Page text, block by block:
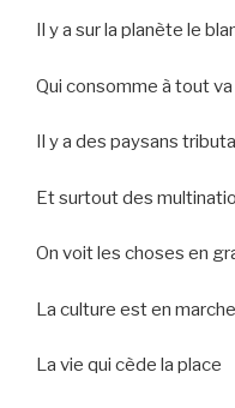
Il y a sur la planète le
Qui consomme à tout
Il y a des paysans
Et surtout des
On voit les choses en
La culture est en marche
La vie qui cède la place